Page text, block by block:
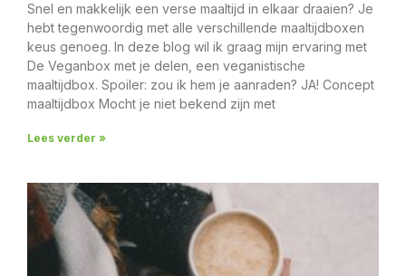
Snel en makkelijk een verse maaltijd in elkaar draaien? Je
hebt tegenwoordig met alle verschillende maaltijdboxen
keus genoeg. In deze blog wil ik graag mijn ervaring met
De Veganbox met je delen, een veganistische
maaltijdbox. Spoiler: zou ik hem je aanraden? JA! Concept
maaltijdbox Mocht je niet bekend zijn met
Lees verder »